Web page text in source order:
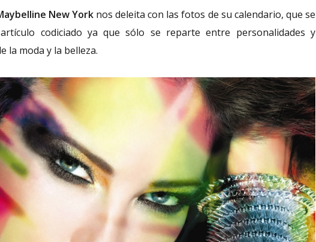
New Yorknos deleita con las fotos de su calendario, que se
codiciado ya que sólo se reparte entre personalidades y
la moda y la belleza.